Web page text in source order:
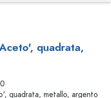
quadrata,